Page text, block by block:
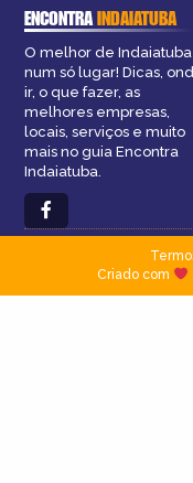
ENCONTRAINDAIATUBA
O melhor de Indaiatuba
num só lugar! Dicas,
ir, o que fazer, as
melhores empresas,
locais, serviços e muito
mais no guia Encontra
Indaiatuba.
Criado com